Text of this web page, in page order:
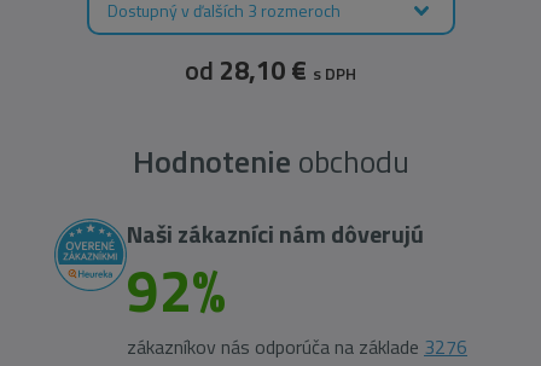
Dostupný v ďalších 3 rozmeroch
od 28,10 € s DPH
Hodnotenie obchodu
Naši zákazníci nám dôverujú
92%
zákazníkov nás odporúča na základe 3276